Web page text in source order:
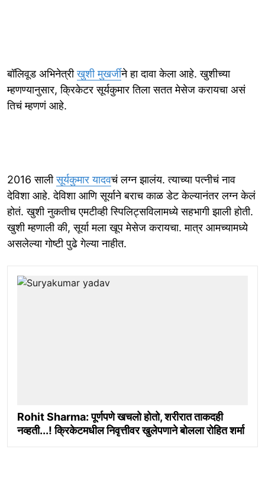
बॉलिवूड अभिनेत्रीखुशी मुखर्जीने हा दावा केला आहे. खुशीच्या
म्हणण्यानुसार, क्रिकेटर सूर्यकुमार तिला सतत मेसेज करायचा असं
तिचं म्हणणं आहे.
2016 सालीसूर्यकुमार यादवचं लग्न झालंय. त्याच्या पत्नीचं नाव
देविशा आहे. देविशा आणि सूर्याने बराच काळ डेट केल्यानंतर लग्न केलं
होतं. खुशी नुकतीच एमटीव्ही स्पिलिट्सविलामध्ये सहभागी झाली होती.
खुशी म्हणाली की, सूर्या मला खूप मेसेज करायचा. मात्र आमच्यामध्ये
असलेल्या गोष्टी पुढे गेल्या नाहीत.
Rohit Sharma: पूर्णपणे खचलो होतो, शरीरात ताकदही
नव्हती...! क्रिकेटमधील निवृत्तीवर खुलेपणाने बोलला रोहित शर्मा